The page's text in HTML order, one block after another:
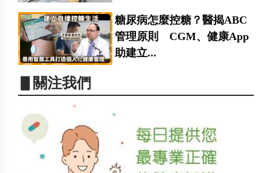
糖尿病怎麼控糖？醫揭ABC
管理原則 CGM、健康App
助建立...
▋關注我們